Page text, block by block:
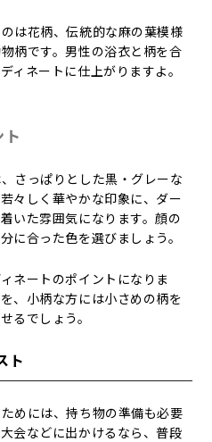
は花柄、伝統的な麻の葉模様
柄です。男性の浴衣と柄を合
ィネートに仕上がりますよ。
さっぱりとした黒・グレーな
々しく華やかな印象に、ダー
いた雰囲気になります。顔の
に合った色を選びましょう。
ネートのポイントになりま
、小柄な方には小さめの柄を
るでしょう。
ト
めには、持ち物の準備も必要
会などに出かけるなら、普段